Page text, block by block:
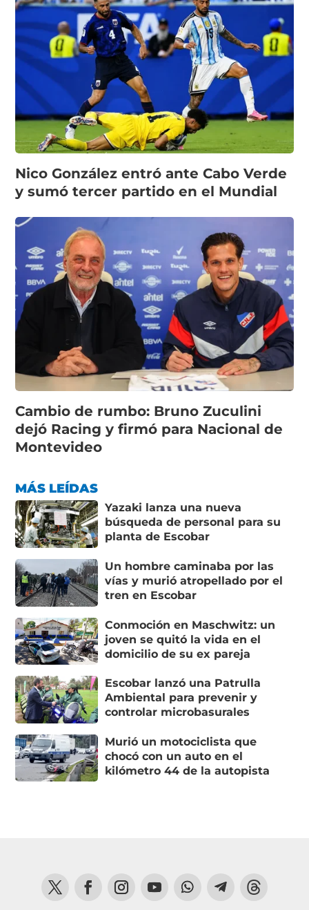
Nico González entró ante Cabo Verde
y sumó tercer partido en el Mundial
Cambio de rumbo: Bruno Zuculini
dejó Racing y firmó para Nacional de
Montevideo
MÁS LEÍDAS
Yazaki lanza una nueva
búsqueda de personal para su
planta de Escobar
Un hombre caminaba por las
vías y murió atropellado por el
tren en Escobar
Conmoción en Maschwitz: un
joven se quitó la vida en el
domicilio de su ex pareja
Escobar lanzó una Patrulla
Ambiental para prevenir y
controlar microbasurales
Murió un motociclista que
chocó con un auto en el
kilómetro 44 de la autopista